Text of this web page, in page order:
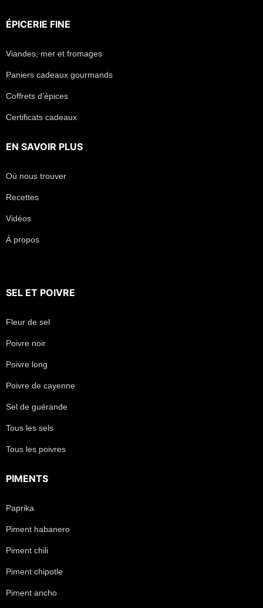
ÉPICERIE FINE
Viandes, mer et fromages
Paniers cadeaux gourmands
Coffrets d’épices
Certificats cadeaux
EN SAVOIR PLUS
Où nous trouver
Recettes
Vidéos
À propos
SEL ET POIVRE
Fleur de sel
Poivre noir
Poivre long
Poivre de cayenne
Sel de guérande
Tous les sels
Tous les poivres
PIMENTS
Paprika
Piment habanero
Piment chili
Piment chipotle
Piment ancho